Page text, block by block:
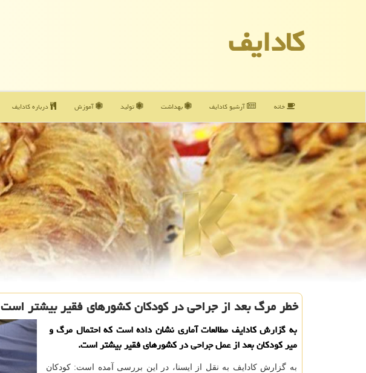
كادایف
خانه آرشیو كادایف بهداشت تولید آموزش درباره كادایف
خطر مرگ بعد از جراحی در كودكان كشورهای فقیر بیشتر است
به گزارش كادایف مطالعات آماری نشان داده است كه احتمال مرگ و
میر كودكان بعد از عمل جراحی در كشورهای فقیر بیشتر است.
به گزارش كادایف به نقل از ایسنا، در این بررسی آمده است: كودكان